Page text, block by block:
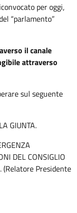
per oggi,
“parlamento”
il canale
attraverso
sul seguente
GIUNTA.
DEL CONSIGLIO
(Relatore Presidente